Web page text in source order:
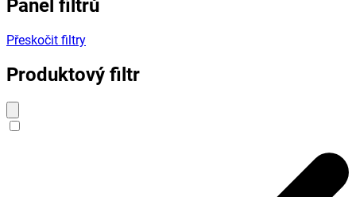
Panel filtrů
Přeskočit filtry
Produktový filtr